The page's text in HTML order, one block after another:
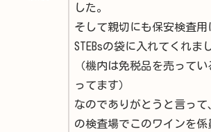
した。
そして親切にも保安検査用
STEBsの袋に入れてくれま
（機内は免税品を売って
ってます）
なのでありがとうと言って
の検査場でこのワインを係